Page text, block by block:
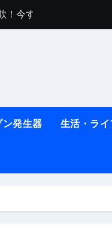
今すぐ閉じる対処法
ンパク質3選！
りました！【あすけん
発生器 生活・ライ